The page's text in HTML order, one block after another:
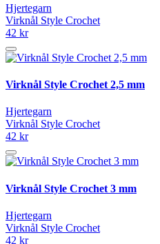
Hjertegarn
Virknål Style Crochet
42 kr
Virknål Style Crochet 2,5 mm
Hjertegarn
Virknål Style Crochet
42 kr
Virknål Style Crochet 3 mm
Hjertegarn
Virknål Style Crochet
42 kr